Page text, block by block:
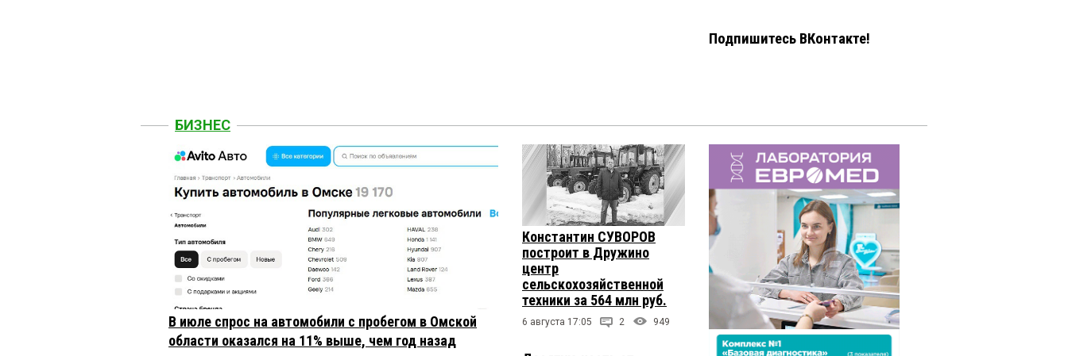
Подпишитесь ВКонтакте!
БИЗНЕС
В июле спрос на автомобили с пробегом в Омской
области оказался на 11% выше, чем год назад
Константин СУВОРОВ
построит в Дружино
центр
сельскохозяйственной
техники за 564 млн руб.
6 августа 17:05 2 949